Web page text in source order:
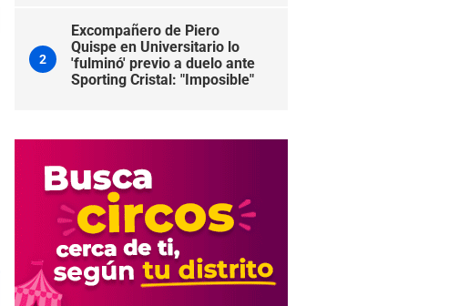
2
Excompañero de Piero
Quispe en Universitario lo
'fulminó' previo a duelo ante
Sporting Cristal: "Imposible"